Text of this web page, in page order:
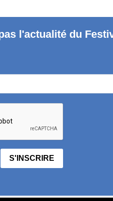
l'actualité du
S'INSCRIRE